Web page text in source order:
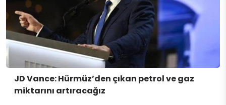
JD Vance: Hürmüz’den çıkan petrol ve gaz
miktarını artıracağız